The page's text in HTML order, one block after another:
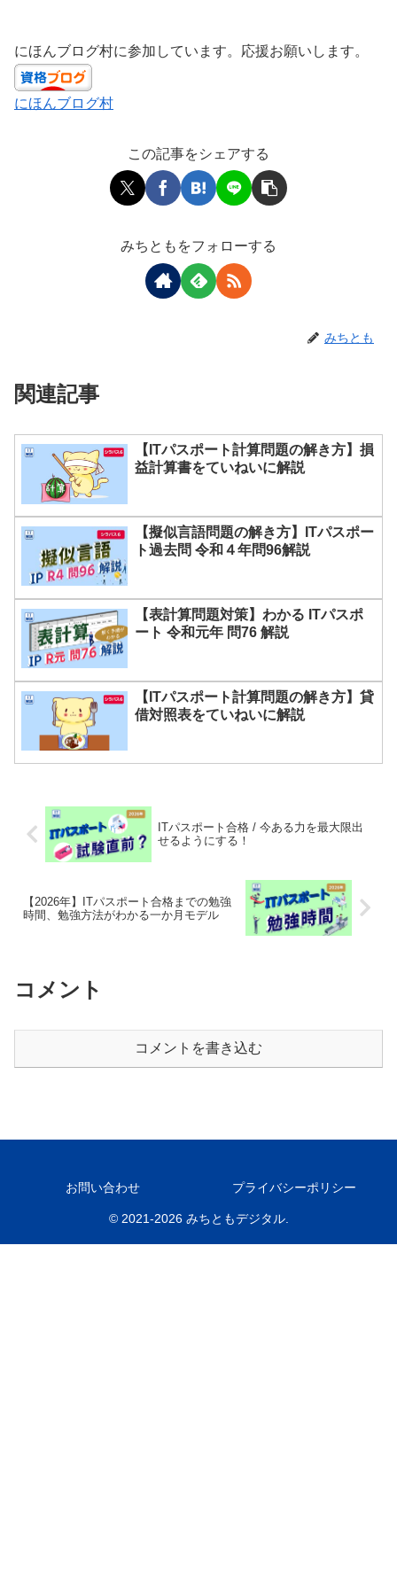
にほんブログ村に参加しています。応援お願いします。
にほんブログ村
この記事をシェアする
みちともをフォローする
みちとも
関連記事
【ITパスポート計算問題の解き方】損
益計算書をていねいに解説
【擬似言語問題の解き方】ITパスポー
ト過去問 令和４年問96解説
【表計算問題対策】わかる ITパスポ
ート 令和元年 問76 解説
【ITパスポート計算問題の解き方】貸
借対照表をていねいに解説
ITパスポート合格 / 今ある力を最大限出
せるようにする！
【2026年】ITパスポート合格までの勉強
時間、勉強方法がわかる一か月モデル
コメント
コメントを書き込む
お問い合わせ プライバシーポリシー
© 2021-2026 みちともデジタル.